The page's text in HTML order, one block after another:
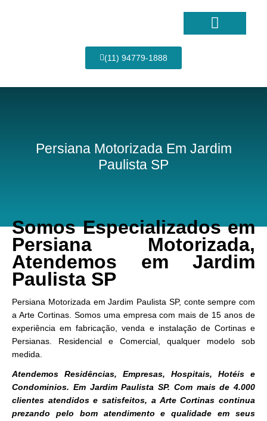
(11) 94779-1888
Persiana Motorizada Em Jardim
Paulista SP
Somos Especializados em
Persiana Motorizada,
Atendemos em Jardim
Paulista SP
Persiana Motorizada em Jardim Paulista SP, conte sempre com
a Arte Cortinas. Somos uma empresa com mais de 15 anos de
experiência em fabricação, venda e instalação de Cortinas e
Persianas. Residencial e Comercial, qualquer modelo sob
medida.
Atendemos Residências, Empresas, Hospitais, Hotéis e
Condominios. Em Jardim Paulista SP. Com mais de 4.000
clientes atendidos e satisfeitos, a Arte Cortinas continua
prezando pelo bom atendimento e qualidade em seus